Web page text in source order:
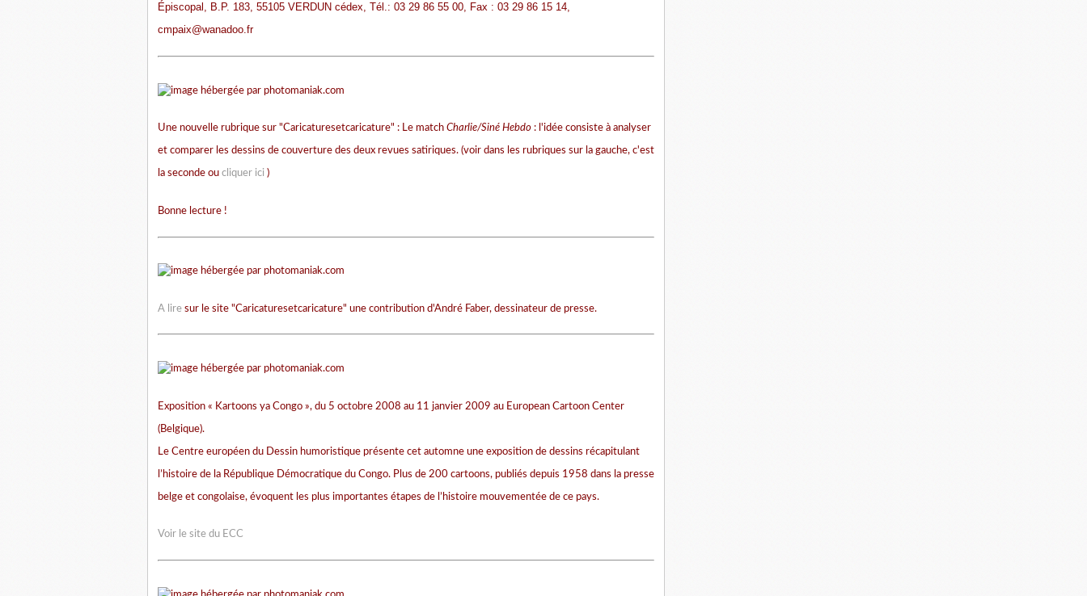
Épiscopal, B.P. 183, 55105 VERDUN cédex, Tél.: 03 29 86 55 00, Fax : 03 29 86 15 14,
cmpaix@wanadoo.fr
Une nouvelle rubrique sur "Caricaturesetcaricature" : Le match Charlie/Siné Hebdo : l'idée consiste à analyser
et comparer les dessins de couverture des deux revues satiriques. (voir dans les rubriques sur la gauche, c'est
la seconde ou cliquer ici )
Bonne lecture !
A lire sur le site "Caricaturesetcaricature" une contribution d'André Faber, dessinateur de presse.
Exposition « Kartoons ya Congo », du 5 octobre 2008 au 11 janvier 2009 au European Cartoon Center
(Belgique).
Le Centre européen du Dessin humoristique présente cet automne une exposition de dessins récapitulant
l’histoire de la République Démocratique du Congo. Plus de 200 cartoons, publiés depuis 1958 dans la presse
belge et congolaise, évoquent les plus importantes étapes de l’histoire mouvementée de ce pays.
Voir le site du ECC